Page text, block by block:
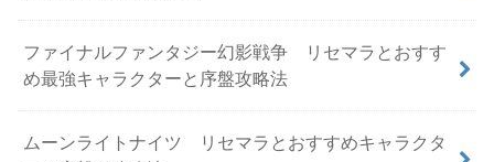
ファイナルファンタジー幻影戦争 リセマラとおすす
め最強キャラクターと序盤攻略法
ムーンライトナイツ リセマラとおすすめキャラクタ